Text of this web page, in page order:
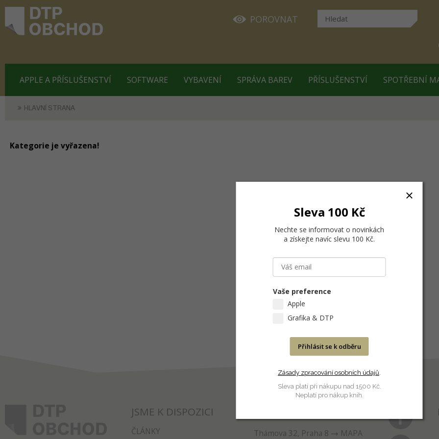
POROVNAT
APPLE A PŘÍSLUŠENSTVÍ SOFTWARE VYBAVENÍ SPRÁVA BAREV PŘÍSLUŠENSTVÍ SPOTŘEBNÍ
HLAVNÍ STRANA
Kategorie je vyřazena!
JSME K DISPOZICI
ČLÁNKY Thámova 32, Praha 8
MAPA
Sleva 100 Kč
Nechte se informovat o novinkách
a získejte navíc slevu 100 Kč.
Vaše preference
Apple
Grafika & DTP
Přihlásit se k odběru
Zásady zpracování osobních údajů.
Sleva platí při nákupu nad 1500 Kč.
Neplatí pro nákup knih.